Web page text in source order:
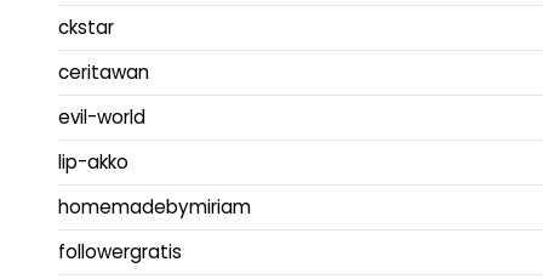
ckstar
ceritawan
evil-world
lip-akko
homemadebymiriam
followergratis